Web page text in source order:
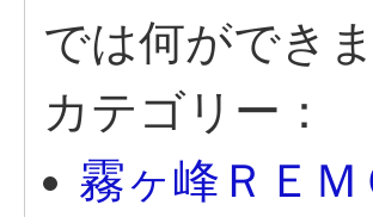
では何ができ
カテゴリー：
霧ヶ峰ＲＥ